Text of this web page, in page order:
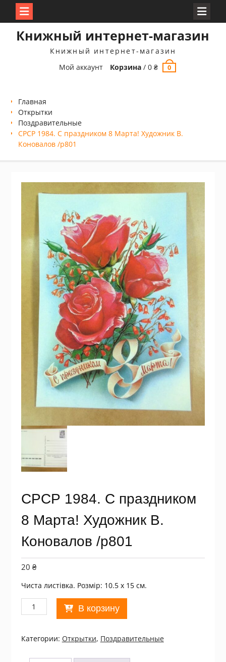
Книжный интернет-магазин
Книжный интернет-магазин
Мой аккаунт
Корзина /0₴ 0
Главная
Открытки
Поздравительные
СРСР 1984. С праздником 8 Марта! Художник В.
Коновалов /р801
СРСР 1984. С праздником
8 Марта! Художник В.
Коновалов /р801
20 ₴
Чиста листівка. Розмір: 10.5 х 15 см.
Количество
товара
1984.
праздником
В корзину
Категории: Открытки, Поздравительные